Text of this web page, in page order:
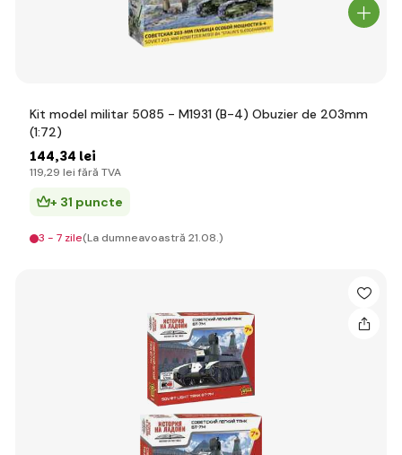
Kit model militar 5085 - M1931 (B-4) Obuzier de 203mm
(1:72)
144,34 lei
119,29 lei fără TVA
+ 31 puncte
3 - 7 zile(La dumneavoastră 21.08.)